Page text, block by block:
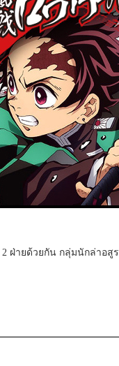
2 ฝ่ายด้วยกัน กลุ่มนักล่าอสูร